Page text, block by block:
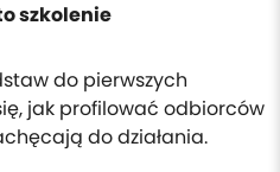
szkolenie
do pierwszych
jak profilować odbiorców
do działania.